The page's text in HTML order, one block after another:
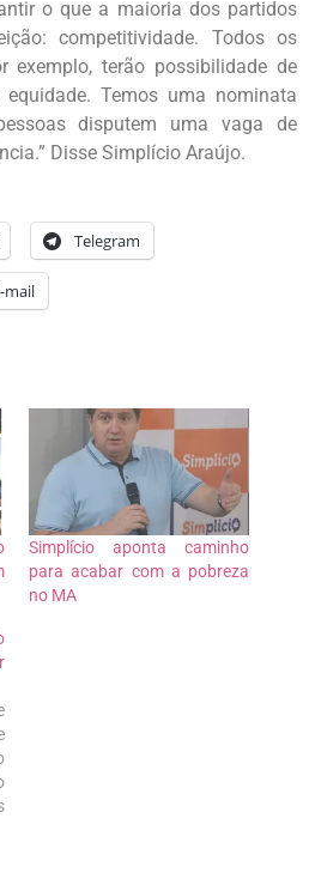
o que a maioria dos partidos
competitividade. Todos os
exemplo, terão possibilidade de
Temos uma nominata
disputem uma vaga de
Disse Simplício Araújo.
Telegram
mail
Simplício aponta caminho
para acabar com a pobreza
no MA